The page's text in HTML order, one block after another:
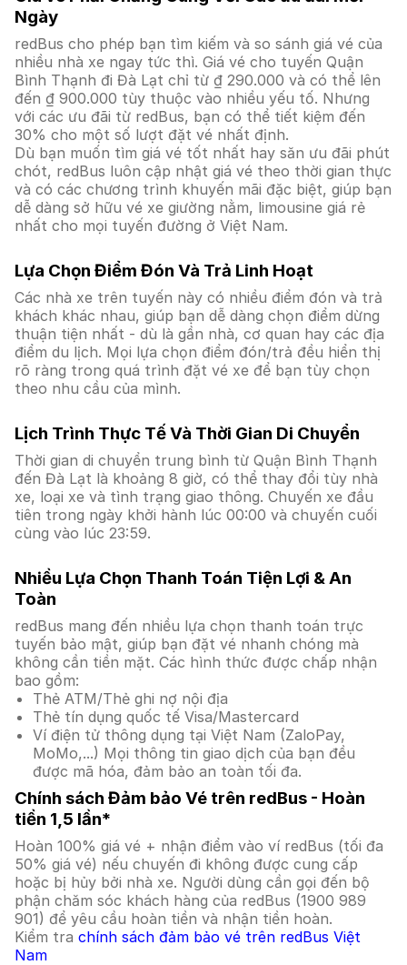
Ngày
redBus cho phép bạn tìm kiếm và so sánh giá vé của
nhiều nhà xe ngay tức thì. Giá vé cho tuyến Quận
Bình Thạnh đi Đà Lạt chỉ từ ₫ 290.000 và có thể lên
đến ₫ 900.000 tùy thuộc vào nhiều yếu tố. Nhưng
với các ưu đãi từ redBus, bạn có thể tiết kiệm đến
30% cho một số lượt đặt vé nhất định.
Dù bạn muốn tìm giá vé tốt nhất hay săn ưu đãi phút
chót, redBus luôn cập nhật giá vé theo thời gian thực
và có các chương trình khuyến mãi đặc biệt, giúp bạn
dễ dàng sở hữu vé xe giường nằm, limousine giá rẻ
nhất cho mọi tuyến đường ở Việt Nam.
Lựa Chọn Điểm Đón Và Trả Linh Hoạt
Các nhà xe trên tuyến này có nhiều điểm đón và trả
khách khác nhau, giúp bạn dễ dàng chọn điểm dừng
thuận tiện nhất - dù là gần nhà, cơ quan hay các địa
điểm du lịch. Mọi lựa chọn điểm đón/trả đều hiển thị
rõ ràng trong quá trình đặt vé xe để bạn tùy chọn
theo nhu cầu của mình.
Lịch Trình Thực Tế Và Thời Gian Di Chuyển
Thời gian di chuyển trung bình từ Quận Bình Thạnh
đến Đà Lạt là khoảng 8 giờ, có thể thay đổi tùy nhà
xe, loại xe và tình trạng giao thông. Chuyến xe đầu
tiên trong ngày khởi hành lúc 00:00 và chuyến cuối
cùng vào lúc 23:59.
Nhiều Lựa Chọn Thanh Toán Tiện Lợi & An
Toàn
redBus mang đến nhiều lựa chọn thanh toán trực
tuyến bảo mật, giúp bạn đặt vé nhanh chóng mà
không cần tiền mặt. Các hình thức được chấp nhận
bao gồm:
Thẻ ATM/Thẻ ghi nợ nội địa
Thẻ tín dụng quốc tế Visa/Mastercard
Ví điện tử thông dụng tại Việt Nam (ZaloPay,
MoMo,...) Mọi thông tin giao dịch của bạn đều
được mã hóa, đảm bảo an toàn tối đa.
Chính sách Đảm bảo Vé trên redBus - Hoàn
tiền 1,5 lần*
Hoàn 100% giá vé + nhận điểm vào ví redBus (tối đa
50% giá vé) nếu chuyến đi không được cung cấp
hoặc bị hủy bởi nhà xe. Người dùng cần gọi đến bộ
phận chăm sóc khách hàng của redBus (1900 989
901) để yêu cầu hoàn tiền và nhận tiền hoàn.
Kiểm tra chính sách đảm bảo vé trên redBus Việt
Nam